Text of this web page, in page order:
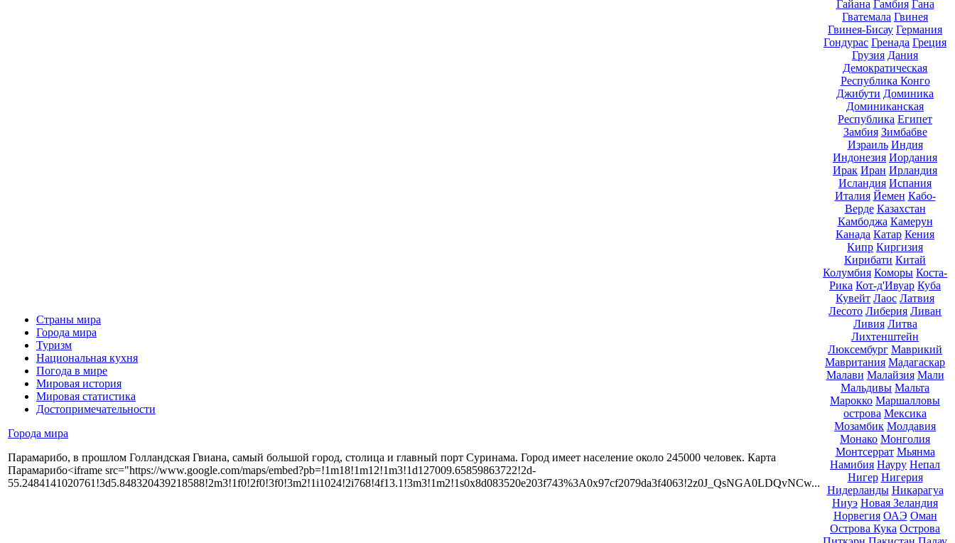
Страны мира
Города мира
Туризм
Национальная кухня
Погода в мире
Мировая история
Мировая статистика
Достопримечательности
Города мира
Парамарибо, в прошлом Голландская Гвиана, самый большой город, столица и главный порт Суринама. Город имеет население около 245000 человек. Карта
Парамарибо<iframe src="https://www.google.com/maps/embed?pb=!1m18!1m12!1m3!1d127009.65859863722!2d-
55.2484141020761!3d5.848320439218588!2m3!1f0!2f0!3f0!3m2!1i1024!2i768!4f13.1!3m3!1m2!1s0x8d083520e203f743%3A0x97cf2079da3f4063!2z0J_QsNGA0LDQvNCw...
Гайана Гамбия Гана
Гватемала Гвинея
Гвинея-Бисау Германия
Гондурас Гренада Греция
Грузия Дания
Демократическая
Республика Конго
Джибути Доминика
Доминиканская
Республика Египет
Замбия Зимбабве
Израиль Индия
Индонезия Иордания
Ирак Иран Ирландия
Исландия Испания
Италия Йемен Кабо-
Верде Казахстан
Камбоджа Камерун
Канада Катар Кения
Кипр Киргизия
Кирибати Китай
Колумбия Коморы Коста-
Рика Кот-д'Ивуар Куба
Кувейт Лаос Латвия
Лесото Либерия Ливан
Ливия Литва
Лихтенштейн
Люксембург Маврикий
Мавритания Мадагаскар
Малави Малайзия Мали
Мальдивы Мальта
Марокко Маршалловы
острова Мексика
Мозамбик Молдавия
Монако Монголия
Монтсеррат Мьянма
Намибия Науру Непал
Нигер Нигерия
Нидерланды Никарагуа
Ниуэ Новая Зеландия
Норвегия ОАЭ Оман
Острова Кука Острова